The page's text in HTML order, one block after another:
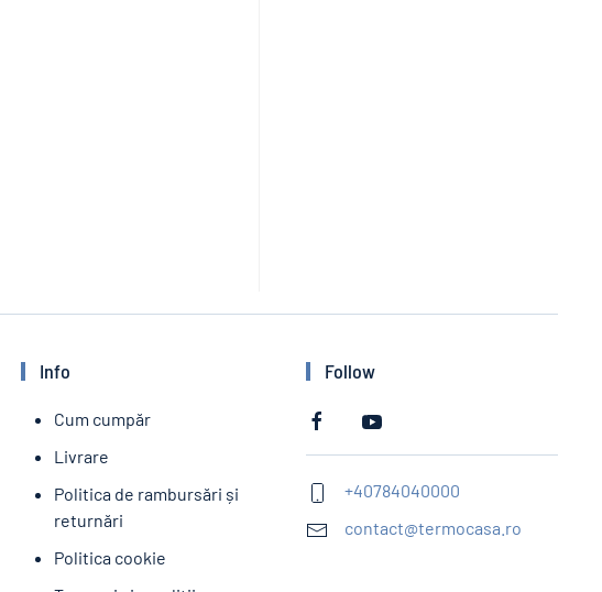
Info
Cum cumpăr
Livrare
Politica de rambursări și
returnări
Politica cookie
Follow
+40784040000
contact@termocasa.ro